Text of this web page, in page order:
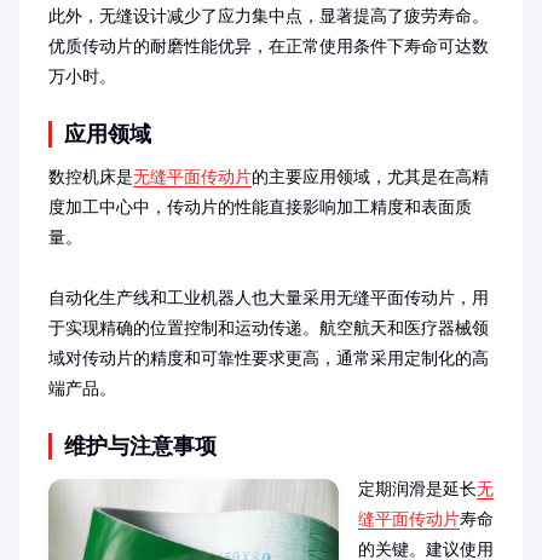
此外，无缝设计减少了应力集中点，显著提高了疲劳寿命。
优质传动片的耐磨性能优异，在正常使用条件下寿命可达数
万小时。
应用领域
数控机床是无缝平面传动片的主要应用领域，尤其是在高精
度加工中心中，传动片的性能直接影响加工精度和表面质
量。
自动化生产线和工业机器人也大量采用无缝平面传动片，用
于实现精确的位置控制和运动传递。航空航天和医疗器械领
域对传动片的精度和可靠性要求更高，通常采用定制化的高
端产品。
维护与注意事项
定期润滑是延长无
缝平面传动片寿命
的关键。建议使用